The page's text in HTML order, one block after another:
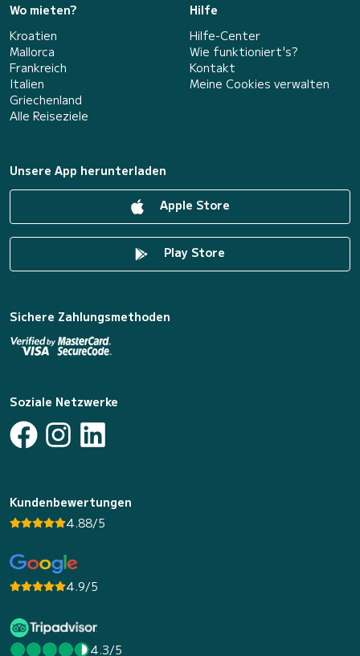
Wo mieten?
Kroatien
Mallorca
Frankreich
Italien
Griechenland
Alle Reiseziele
Hilfe
Hilfe-Center
Wie funktioniert's?
Kontakt
Meine Cookies verwalten
Unsere App herunterladen
Apple Store
Play Store
Sichere Zahlungsmethoden
Soziale Netzwerke
Kundenbewertungen
4.88/5
4.9/5
4.3/5